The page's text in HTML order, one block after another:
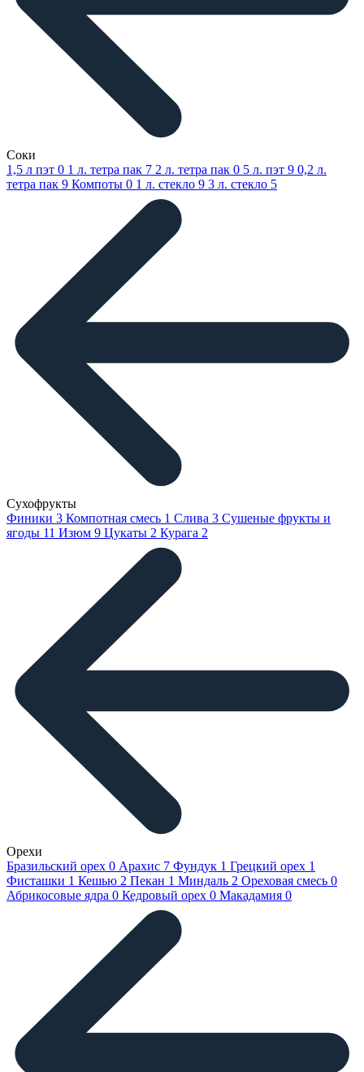
Соки
1,5 л пэт 0 1 л. тетра пак 7 2 л. тетра пак 0 5 л. пэт 9 0,2 л.
тетра пак 9 Компоты 0 1 л. стекло 9 3 л. стекло 5
Сухофрукты
Финики 3 Компотная смесь 1 Слива 3 Сушеные фрукты и
ягоды 11 Изюм 9 Цукаты 2 Курага 2
Орехи
Бразильский орех 0 Арахис 7 Фундук 1 Грецкий орех 1
Фисташки 1 Кешью 2 Пекан 1 Миндаль 2 Ореховая смесь 0
Абрикосовые ядра 0 Кедровый орех 0 Макадамия 0